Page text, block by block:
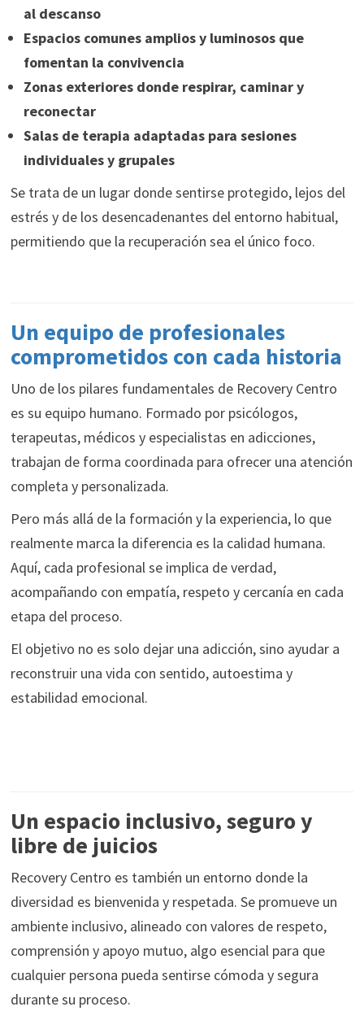
al descanso
Espacios comunes amplios y luminosos que
fomentan la convivencia
Zonas exteriores donde respirar, caminar y
reconectar
Salas de terapia adaptadas para sesiones
individuales y grupales
Se trata de un lugar donde sentirse protegido, lejos del
estrés y de los desencadenantes del entorno habitual,
permitiendo que la recuperación sea el único foco.
Un equipo de profesionales
comprometidos con cada historia
Uno de los pilares fundamentales de Recovery Centro
es su equipo humano. Formado por psicólogos,
terapeutas, médicos y especialistas en adicciones,
trabajan de forma coordinada para ofrecer una atención
completa y personalizada.
Pero más allá de la formación y la experiencia, lo que
realmente marca la diferencia es la calidad humana.
Aquí, cada profesional se implica de verdad,
acompañando con empatía, respeto y cercanía en cada
etapa del proceso.
El objetivo no es solo dejar una adicción, sino ayudar a
reconstruir una vida con sentido, autoestima y
estabilidad emocional.
Un espacio inclusivo, seguro y
libre de juicios
Recovery Centro es también un entorno donde la
diversidad es bienvenida y respetada. Se promueve un
ambiente inclusivo, alineado con valores de respeto,
comprensión y apoyo mutuo, algo esencial para que
cualquier persona pueda sentirse cómoda y segura
durante su proceso.